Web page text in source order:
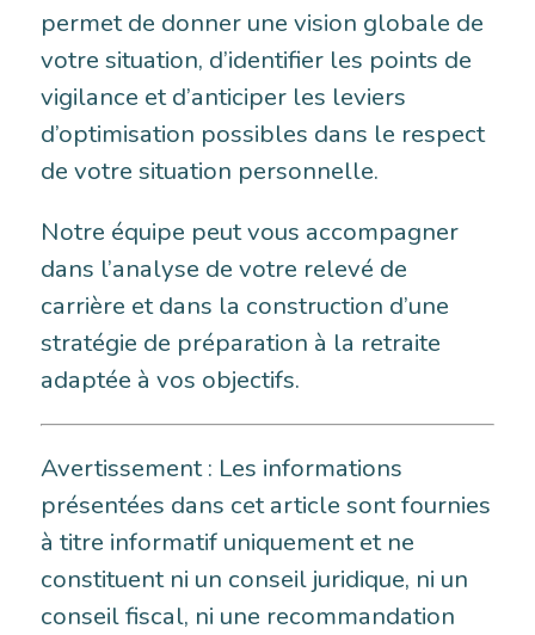
permet de donner une vision globale de
votre situation, d’identifier les points de
vigilance et d’anticiper les leviers
d’optimisation possibles dans le respect
de votre situation personnelle.
Notre équipe peut vous accompagner
dans l’analyse de votre relevé de
carrière et dans la construction d’une
stratégie de préparation à la retraite
adaptée à vos objectifs.
Avertissement : Les informations
présentées dans cet article sont fournies
à titre informatif uniquement et ne
constituent ni un conseil juridique, ni un
conseil fiscal, ni une recommandation